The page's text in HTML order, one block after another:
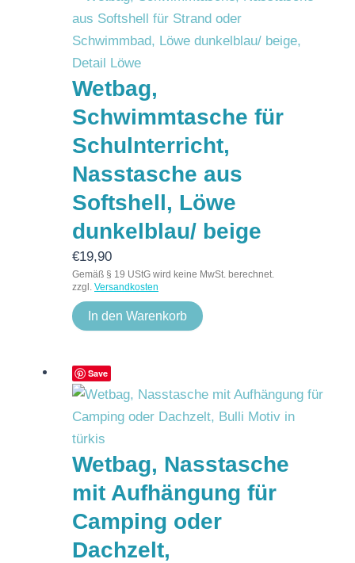
Wetbag,
Schwimmtasche für
Schulnterricht,
Nasstasche aus
Softshell, Löwe
dunkelblau/ beige
€19,90
Gemäß § 19 UStG wird keine MwSt. berechnet.
zzgl. Versandkosten
In den Warenkorb
Save
Wetbag, Nasstasche
mit Aufhängung für
Camping oder
Dachzelt,